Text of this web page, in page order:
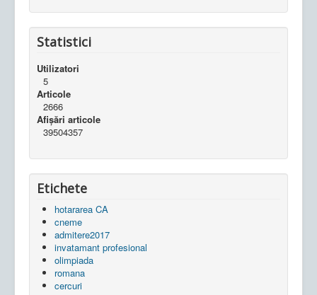
Statistici
Utilizatori
5
Articole
2666
Afișări articole
39504357
Etichete
hotararea CA
cneme
admitere2017
invatamant profesional
olimpiada
romana
cercuri